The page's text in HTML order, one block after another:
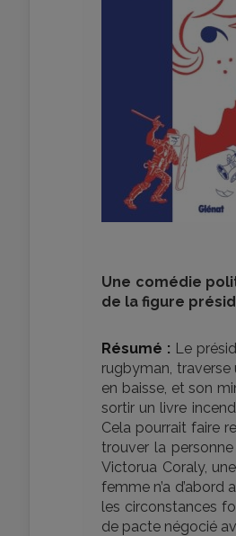
Une comédie
de la figure
Résumé : Le
rugbyman,
en baisse, et son
sortir un livre
Cela pourrait faire
trouver la
Victorua Coraly,
femme n’a
les circonstances
de pacte négocié